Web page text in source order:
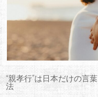
“親孝行”は日本だけの言
法